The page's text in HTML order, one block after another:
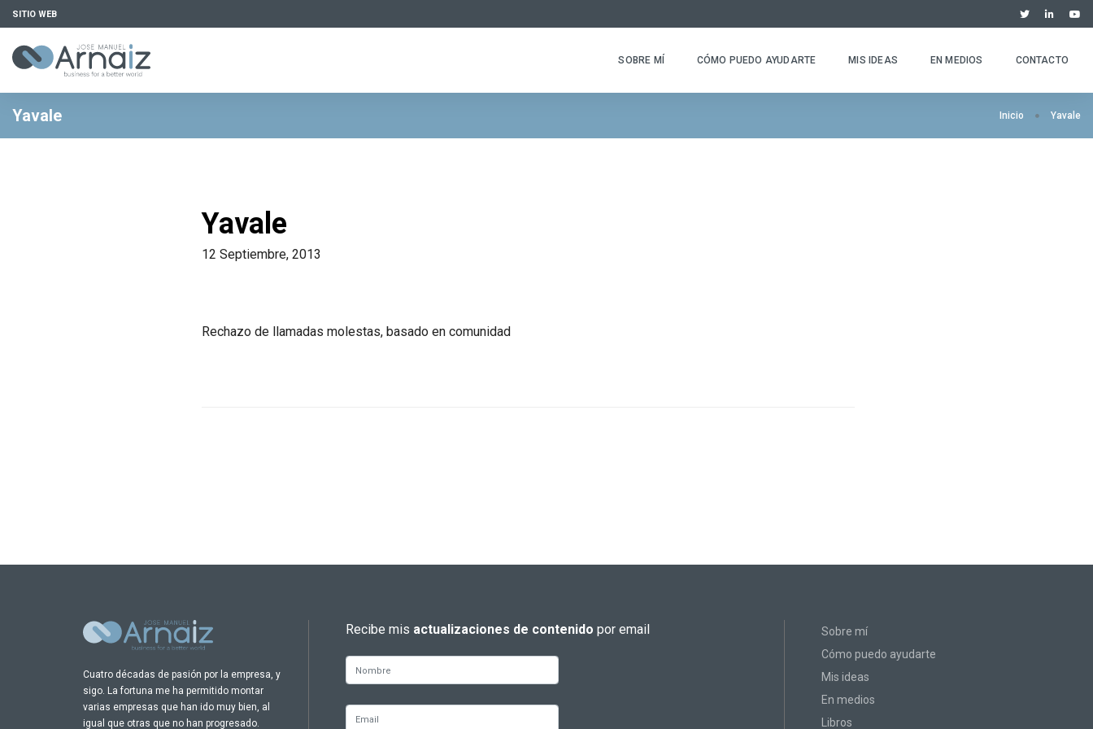
SITIO WEB
SOBRE MÍ CÓMO PUEDO AYUDARTE MIS IDEAS EN MEDIOS CONTACTO
Yavale Inicio Yavale
Yavale
12 Septiembre, 2013
Rechazo de llamadas molestas, basado en comunidad
Cuatro décadas de pasión por la empresa, y
sigo. La fortuna me ha permitido montar
varias empresas que han ido muy bien, al
igual que otras que no han progresado.
Recibe mis actualizaciones de contenido por email
Sobre mí
Cómo puedo ayudarte
Mis ideas
En medios
Libros